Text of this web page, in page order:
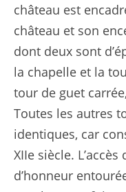
château est
château et son
dont deux sont
la chapelle et la
tour de guet
Toutes les autres
identiques, car
XIIe siècle.
d’honneur